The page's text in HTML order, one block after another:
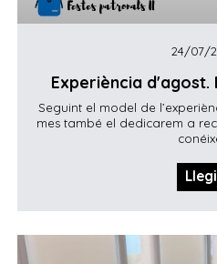
24/07/
Experiència d'agost.
Seguint el model de
mes també el dedicarem a